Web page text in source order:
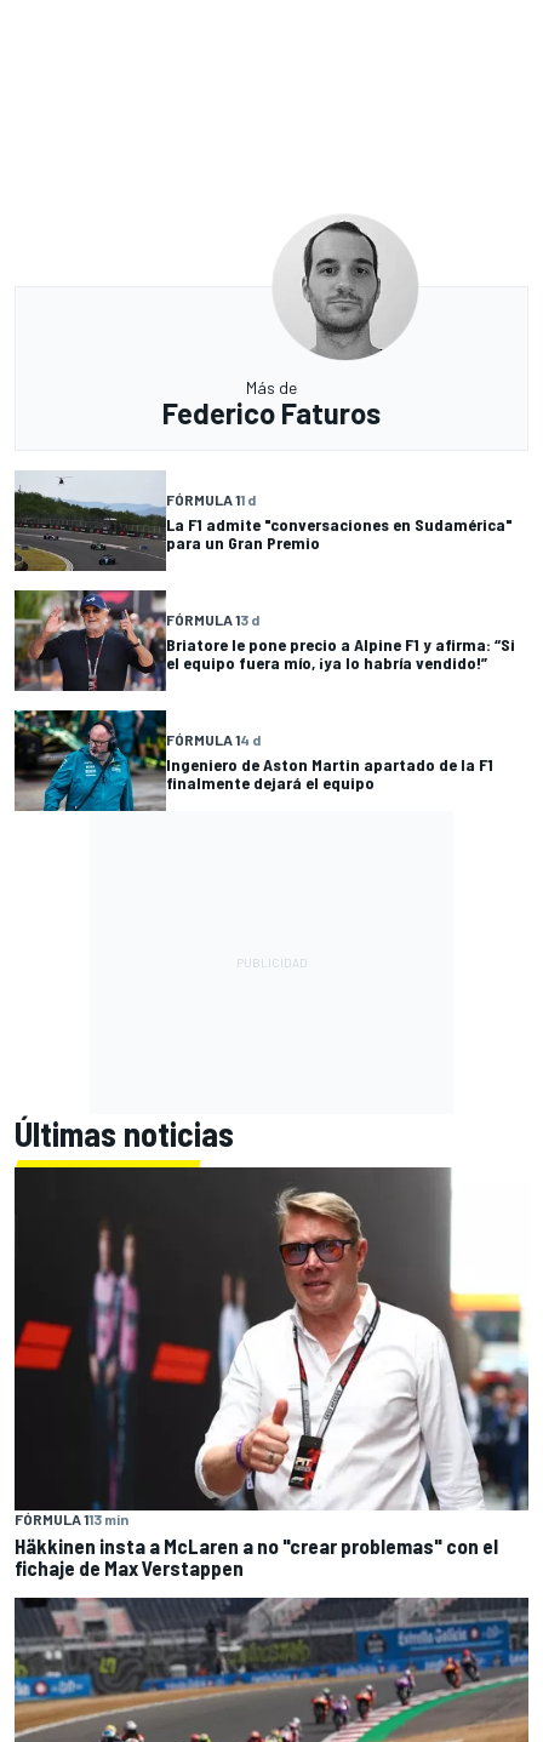
Más de
Federico Faturos
FÓRMULA 11 d
La F1 admite "conversaciones en Sudamérica"
para un Gran Premio
FÓRMULA 13 d
Briatore le pone precio a Alpine F1 y afirma: “Si
el equipo fuera mío, ¡ya lo habría vendido!”
FÓRMULA 14 d
Ingeniero de Aston Martin apartado de la F1
finalmente dejará el equipo
Últimas noticias
FÓRMULA 113 min
Häkkinen insta a McLaren a no "crear problemas" con el
fichaje de Max Verstappen